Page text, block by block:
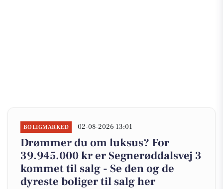
BOLIGMARKED 02-08-2026 13:01
Drømmer du om luksus? For
39.945.000 kr er Segnerøddalsvej 3
kommet til salg - Se den og de
dyreste boliger til salg her